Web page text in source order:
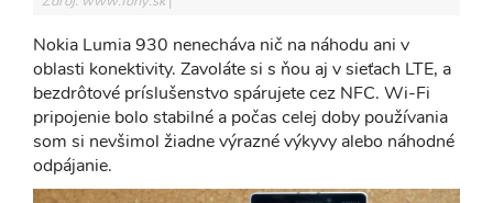
Nokia Lumia 930 nenecháva nič na náhodu ani v
oblasti konektivity. Zavoláte si s ňou aj v sieťach LTE, a
bezdrôtové príslušenstvo spárujete cez NFC. Wi-Fi
pripojenie bolo stabilné a počas celej doby používania
som si nevšimol žiadne výrazné výkyvy alebo náhodné
odpájanie.